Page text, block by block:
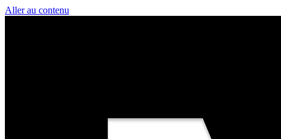
Aller au contenu